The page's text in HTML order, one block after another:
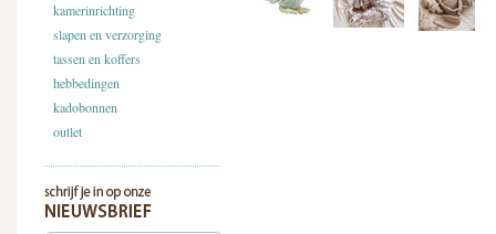
kamerinrichting
slapen en verzorging
tassen en koffers
hebbedingen
kadobonnen
outlet